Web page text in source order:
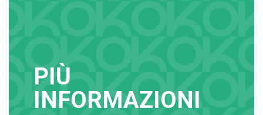
PIÙ
INFORMAZIONI